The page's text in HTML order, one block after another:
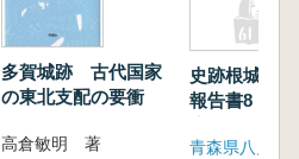
多賀城跡 古代国家
の東北支配の要衝
高倉敏明 著
史跡根城跡
報告書8 (昭